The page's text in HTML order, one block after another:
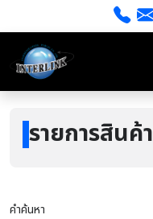
รายการสินค้า
คำค้นหา